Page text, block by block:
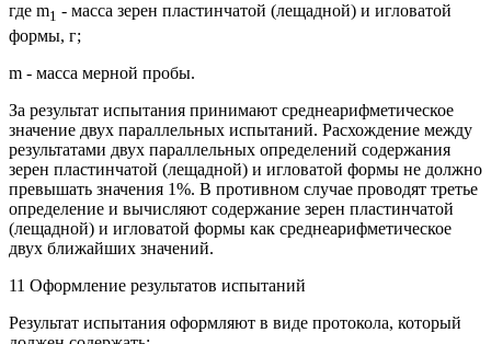
где m1 - масса зерен пластинчатой (лещадной) и игловатой
формы, г;
m - масса мерной пробы.
За результат испытания принимают среднеарифметическое
значение двух параллельных испытаний. Расхождение между
результатами двух параллельных определений содержания
зерен пластинчатой (лещадной) и игловатой формы не должно
превышать значения 1%. В противном случае проводят третье
определение и вычисляют содержание зерен пластинчатой
(лещадной) и игловатой формы как среднеарифметическое
двух ближайших значений.
11 Оформление результатов испытаний
Результат испытания оформляют в виде протокола, который